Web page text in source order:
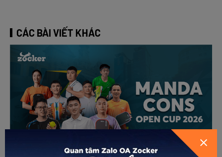
CÁC BÀI VIẾT KHÁC